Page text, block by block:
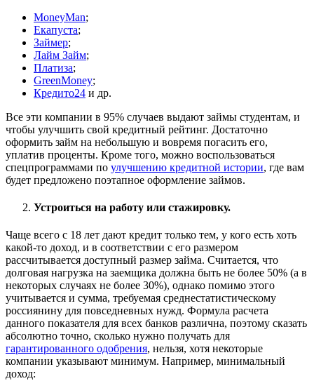
MoneyMan;
Екапуста;
Займер;
Лайм Займ;
Платиза;
GreenMoney;
Кредито24 и др.
Все эти компании в 95% случаев выдают займы студентам, и
чтобы улучшить свой кредитный рейтинг. Достаточно
оформить займ на небольшую и вовремя погасить его,
уплатив проценты. Кроме того, можно воспользоваться
спецпрограммами по улучшению кредитной истории, где вам
будет предложено поэтапное оформление займов.
Устроиться на работу или стажировку.
Чаще всего с 18 лет дают кредит только тем, у кого есть хоть
какой-то доход, и в соответствии с его размером
рассчитывается доступный размер займа. Считается, что
долговая нагрузка на заемщика должна быть не более 50% (а в
некоторых случаях не более 30%), однако помимо этого
учитывается и сумма, требуемая среднестатистическому
россиянину для повседневных нужд. Формула расчета
данного показателя для всех банков различна, поэтому сказать
абсолютно точно, сколько нужно получать для
гарантированного одобрения, нельзя, хотя некоторые
компании указывают минимум. Например, минимальный
доход: